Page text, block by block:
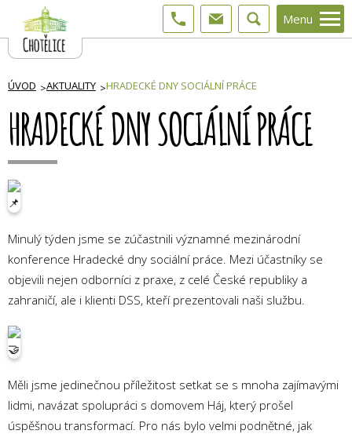
Menu
ÚVOD AKTUALITY HRADECKÉ DNY SOCIÁLNÍ PRÁCE
HRADECKÉ DNY SOCIÁLNÍ PRÁCE
Minulý týden jsme se zúčastnili významné mezinárodní
konference Hradecké dny sociální práce. Mezi účastníky se
objevili nejen odborníci z praxe, z celé České republiky a
zahraničí, ale i klienti DSS, kteří prezentovali naši službu.
Měli jsme jedinečnou příležitost setkat se s mnoha zajímavými
lidmi, navázat spolupráci s domovem Háj, který prošel
úspěšnou transformací. Pro nás bylo velmi podnětné, jak